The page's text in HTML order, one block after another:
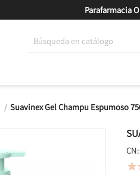
Parafarmacia
Suavinex Gel Champu Espumoso
CN:
